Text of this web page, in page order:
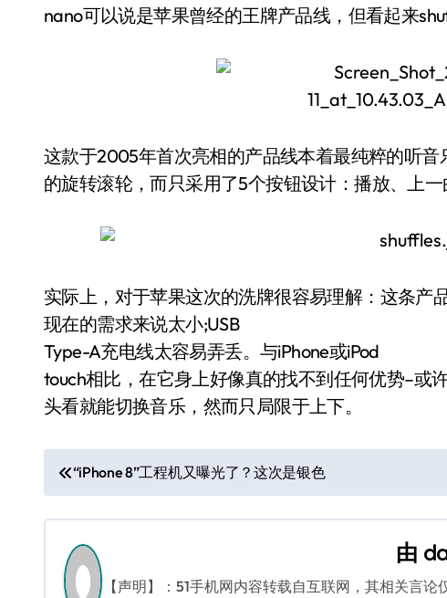
nano可以说是苹果曾经的王牌产品线，但看起来
这款于2005年首次亮相的产品线本着最纯粹的听
的旋转滚轮，而只采用了5个按钮设计：播放、上
实际上，对于苹果这次的洗牌很容易理解：这条产
现在的需求来说太小;USB
Type-A充电线太容易弄丢。与iPhone或iPod
touch相比，在它身上好像真的找不到任何优势–或
头看就能切换音乐，然而只局限于上下。
文
章
航
“iPhone 8”工程机又曝光了？这次是银色
由
【声明】：51手机网内容转载自互联网，其相关言